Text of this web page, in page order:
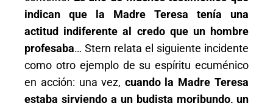
indican que la Madre Teresa tenía una
actitud indiferente al credo que un hombre
profesaba… Stern relata el siguiente incidente
como otro ejemplo de su espíritu ecuménico
en acción: una vez, cuando la Madre Teresa
estaba sirviendo a un budista moribundo, un